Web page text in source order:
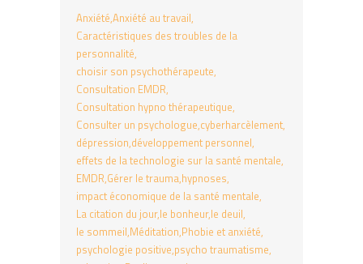
Anxiété Anxiété au travail
Caractéristiques des troubles de la
personnalité
choisir son psychothérapeute
Consultation EMDR
Consultation hypno thérapeutique
Consulter un psychologue cyberharcèlement
dépression développement personnel
effets de la technologie sur la santé mentale
EMDR Gérer le trauma hypnoses
impact économique de la santé mentale
La citation du jour le bonheur le deuil
le sommeil Méditation Phobie et anxiété
psychologie positive psycho traumatisme